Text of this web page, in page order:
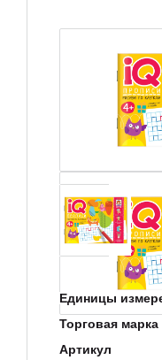
Единицы
Торговая марка
Артикул